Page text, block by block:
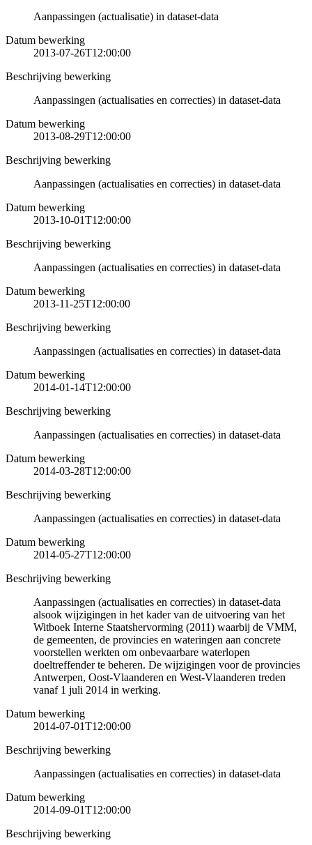
Aanpassingen (actualisatie) in dataset-data
Datum bewerking
2013-07-26T12:00:00
Beschrijving bewerking
Aanpassingen (actualisaties en correcties) in dataset-data
Datum bewerking
2013-08-29T12:00:00
Beschrijving bewerking
Aanpassingen (actualisaties en correcties) in dataset-data
Datum bewerking
2013-10-01T12:00:00
Beschrijving bewerking
Aanpassingen (actualisaties en correcties) in dataset-data
Datum bewerking
2013-11-25T12:00:00
Beschrijving bewerking
Aanpassingen (actualisaties en correcties) in dataset-data
Datum bewerking
2014-01-14T12:00:00
Beschrijving bewerking
Aanpassingen (actualisaties en correcties) in dataset-data
Datum bewerking
2014-03-28T12:00:00
Beschrijving bewerking
Aanpassingen (actualisaties en correcties) in dataset-data
Datum bewerking
2014-05-27T12:00:00
Beschrijving bewerking
Aanpassingen (actualisaties en correcties) in dataset-data
alsook wijzigingen in het kader van de uitvoering van het
Witboek Interne Staatshervorming (2011) waarbij de VMM,
de gemeenten, de provincies en wateringen aan concrete
voorstellen werkten om onbevaarbare waterlopen
doeltreffender te beheren. De wijzigingen voor de provincies
Antwerpen, Oost-Vlaanderen en West-Vlaanderen treden
vanaf 1 juli 2014 in werking.
Datum bewerking
2014-07-01T12:00:00
Beschrijving bewerking
Aanpassingen (actualisaties en correcties) in dataset-data
Datum bewerking
2014-09-01T12:00:00
Beschrijving bewerking